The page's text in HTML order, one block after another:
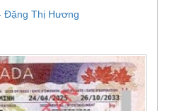
Đặng Thị Hương